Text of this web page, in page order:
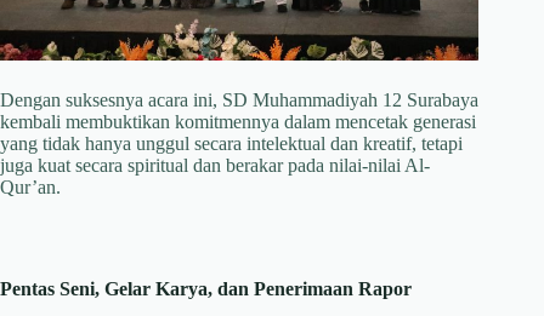
Dengan suksesnya acara ini, SD Muhammadiyah 12 Surabaya
kembali membuktikan komitmennya dalam mencetak generasi
yang tidak hanya unggul secara intelektual dan kreatif, tetapi
juga kuat secara spiritual dan berakar pada nilai-nilai Al-
Qur’an.
Pentas Seni, Gelar Karya, dan Penerimaan Rapor